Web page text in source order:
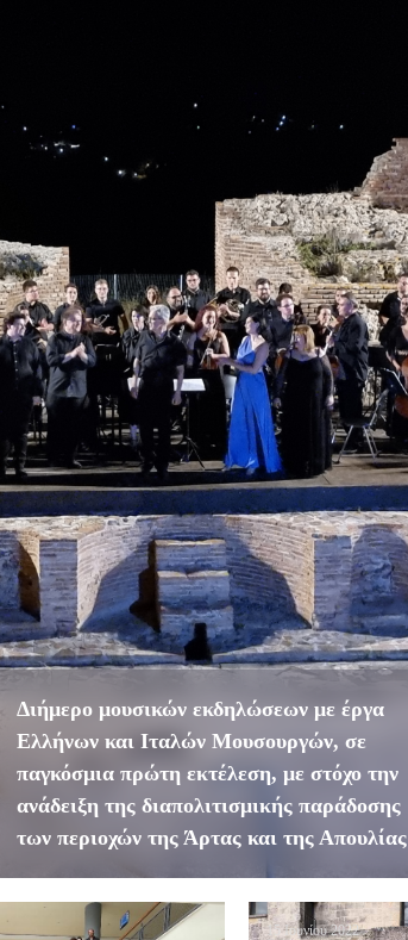
Διήμερο μουσικών εκδηλώσεων με έργα
Ελλήνων και Ιταλών Μουσουργών, σε
παγκόσμια πρώτη εκτέλεση, με στόχο την
ανάδειξη της διαπολιτισμικής παράδοσης
των περιοχών της Άρτας και της Απουλίας
15 Ιουνίου 2022